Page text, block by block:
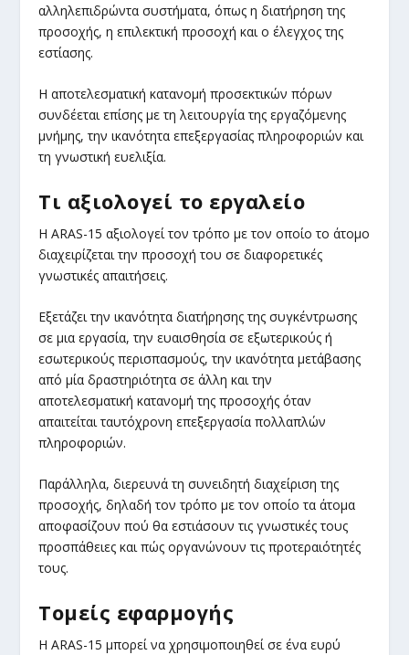
αλληλεπιδρώντα συστήματα, όπως η διατήρηση της
προσοχής, η επιλεκτική προσοχή και ο έλεγχος της
εστίασης.
Η αποτελεσματική κατανομή προσεκτικών πόρων
συνδέεται επίσης με τη λειτουργία της εργαζόμενης
μνήμης, την ικανότητα επεξεργασίας πληροφοριών και
τη γνωστική ευελιξία.
Τι αξιολογεί το εργαλείο
Η ARAS-15 αξιολογεί τον τρόπο με τον οποίο το άτομο
διαχειρίζεται την προσοχή του σε διαφορετικές
γνωστικές απαιτήσεις.
Εξετάζει την ικανότητα διατήρησης της συγκέντρωσης
σε μια εργασία, την ευαισθησία σε εξωτερικούς ή
εσωτερικούς περισπασμούς, την ικανότητα μετάβασης
από μία δραστηριότητα σε άλλη και την
αποτελεσματική κατανομή της προσοχής όταν
απαιτείται ταυτόχρονη επεξεργασία πολλαπλών
πληροφοριών.
Παράλληλα, διερευνά τη συνειδητή διαχείριση της
προσοχής, δηλαδή τον τρόπο με τον οποίο τα άτομα
αποφασίζουν πού θα εστιάσουν τις γνωστικές τους
προσπάθειες και πώς οργανώνουν τις προτεραιότητές
τους.
Τομείς εφαρμογής
Η ARAS-15 μπορεί να χρησιμοποιηθεί σε ένα ευρύ